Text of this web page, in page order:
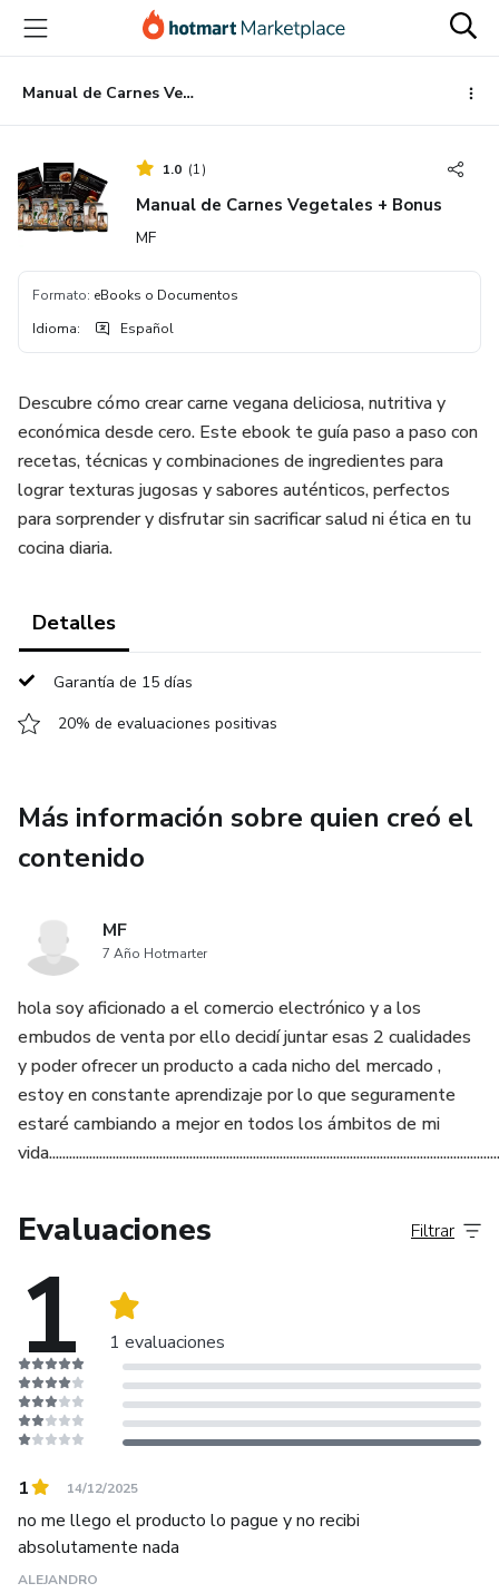
principal
página
de
página
Manual de Carnes Vegetales + Bonus
1.0 (1)
Manual de Carnes Vegetales + Bonus
MF
Formato: eBooks o Documentos
Idioma: Español
Descubre cómo crear carne vegana deliciosa, nutritiva y
económica desde cero. Este ebook te guía paso a paso con
recetas, técnicas y combinaciones de ingredientes para
lograr texturas jugosas y sabores auténticos, perfectos
para sorprender y disfrutar sin sacrificar salud ni ética en tu
cocina diaria.
Detalles
Garantía de 15 días
20% de evaluaciones positivas
Más información sobre quien creó el
contenido
MF
7 Año Hotmarter
hola soy aficionado a el comercio electrónico y a los
embudos de venta por ello decidí juntar esas 2 cualidades
y poder ofrecer un producto a cada nicho del mercado ,
estoy en constante aprendizaje por lo que seguramente
estaré cambiando a mejor en todos los ámbitos de mi
Evaluaciones
1 1 evaluaciones
Filtrar
1 14/12/2025
no me llego el producto lo pague y no recibi
absolutamente nada
ALEJANDRO